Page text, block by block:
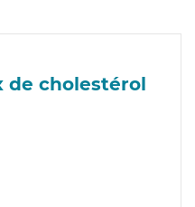
de cholestérol